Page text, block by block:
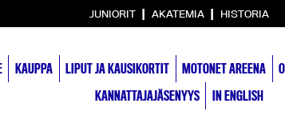
JUNIORIT | AKATEMIA | HISTORIA
KAUPPA LIPUT JA KAUSIKORTIT MOTONET AREENA
KANNATTAJAJÄSENYYS
IN ENGLISH